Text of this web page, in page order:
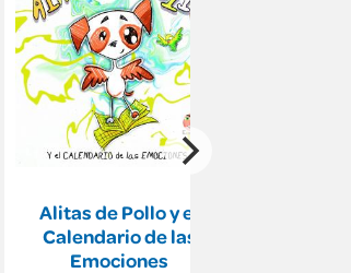
Alitas de Pollo y el
Calendario de las
Emociones